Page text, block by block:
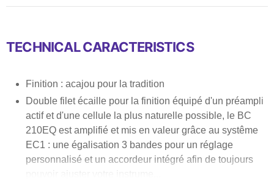
TECHNICAL CARACTERISTICS
Finition : acajou pour la tradition
Double filet écaille pour la finition équipé d'un préampli
actif et d'une cellule la plus naturelle possible, le BC
210EQ est amplifié et mis en valeur grâce au systême
EC1 : une égalisation 3 bandes pour un réglage
personnalisé et un accordeur intégré afin de toujours